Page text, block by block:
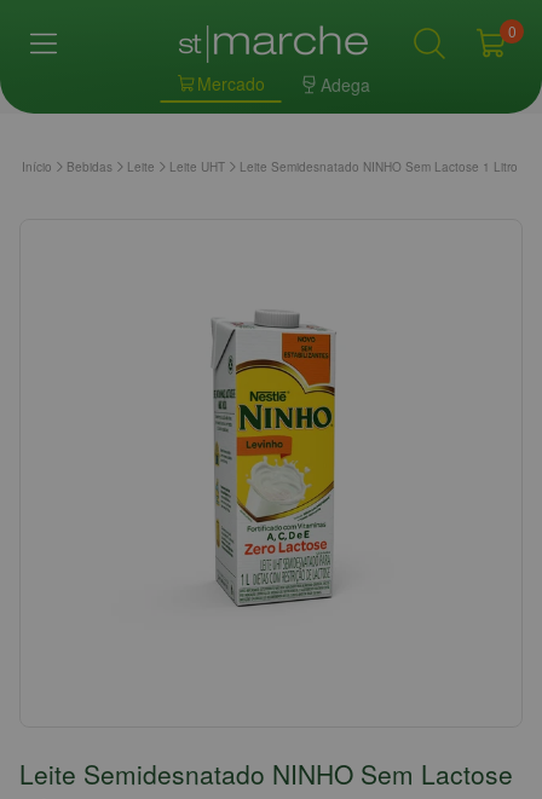
Mercado Adega
0
Início Bebidas Leite Leite UHT Leite Semidesnatado NINHO Sem Lactose 1 Litro
Leite Semidesnatado NINHO Sem Lactose